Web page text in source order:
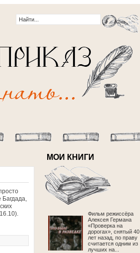
Багдада,
МОИ КНИГИ
Фильм режиссёра
Алексея Германа
«Проверка на
дорогах», снятый 40
лет назад, по праву
считается одним из
лучших на...